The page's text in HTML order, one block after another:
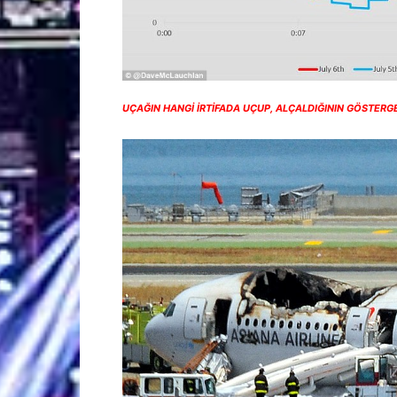
UÇAĞIN HANGİ İRTİFADA UÇUP, ALÇALDIĞININ